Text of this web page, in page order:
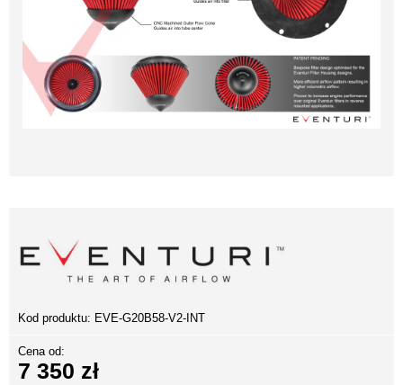
Kod produktu: EVE-G20B58-V2-INT
Cena od:
7 350 zł